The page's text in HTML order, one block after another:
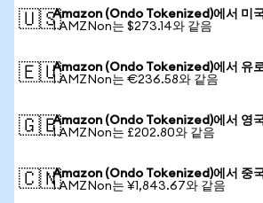
🇺🇸Amazon (Ondo Tokenized)에서 미
1 AMZNon는 $273.14와 같음
🇪🇺Amazon (Ondo Tokenized)에서 유
1 AMZNon는 €236.58와 같음
🇬🇧Amazon (Ondo Tokenized)에서 영
1 AMZNon는 £202.80와 같음
🇨🇳Amazon (Ondo Tokenized)에서 중
1 AMZNon는 ¥1,843.67와 같음